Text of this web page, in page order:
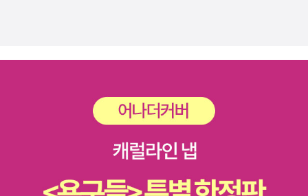
다. 1937년 노벨문학상을 받은 로제 마르탱 뒤 가르가 필생을 바쳐
티보 가의 완고한 아버지와 그의 두 아들에 관한 책을 썼습니다. 작은
아들 자크의 사춘기부터 시작해 죽음에 이를 때까지 모두 여덟 편, 책
용해야 읽을 수 있습니다. 유독 힘든 사춘기를 지나며 소년원까지 들